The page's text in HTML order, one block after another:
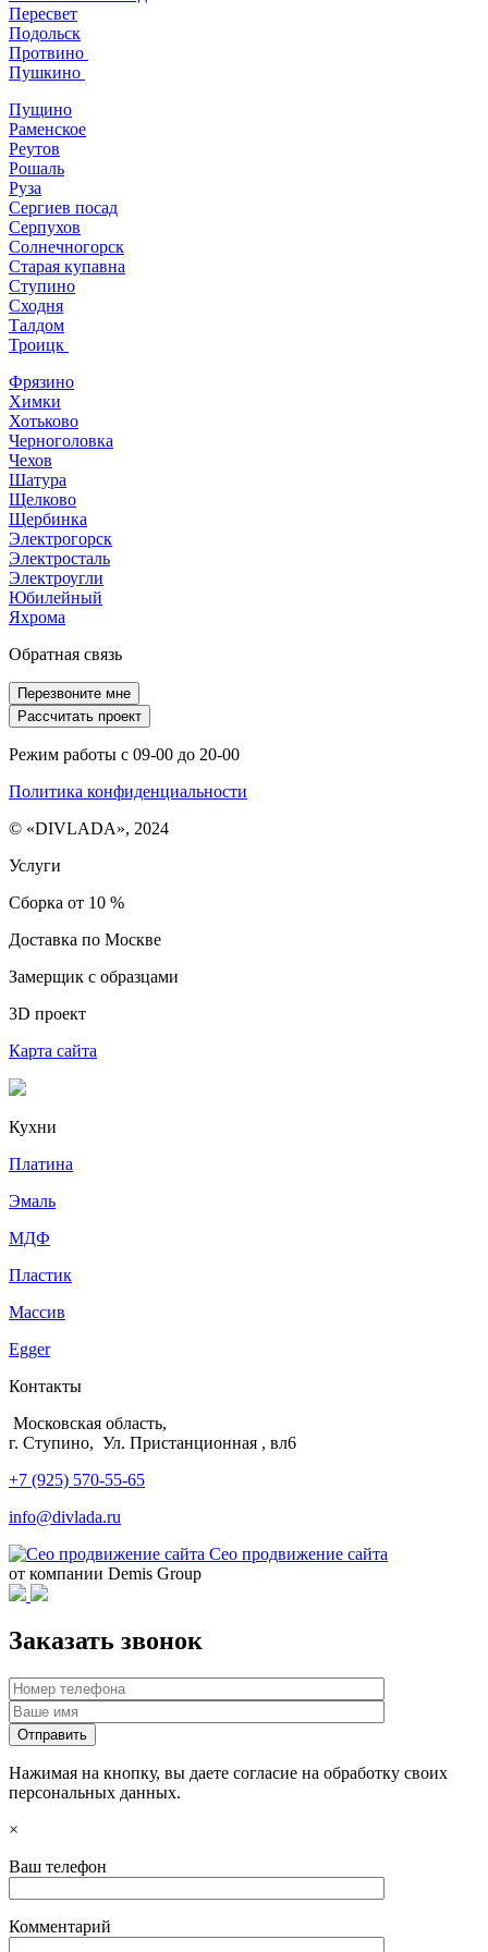
Пересвет
Подольск
Протвино
Пушкино
Пущино
Раменское
Реутов
Рошаль
Руза
Сергиев посад
Серпухов
Солнечногорск
Старая купавна
Ступино
Сходня
Талдом
Троицк
Фрязино
Химки
Хотьково
Черноголовка
Чехов
Шатура
Щелково
Щербинка
Электрогорск
Электросталь
Электроугли
Юбилейный
Яхрома
Обратная связь
Перезвоните мне
Рассчитать проект
Режим работы с 09-00 до 20-00
Политика конфиденциальности
© «DIVLADA», 2024
Услуги
Сборка от 10 %
Доставка по Москве
Замерщик с образцами
3D проект
Карта сайта
Кухни
Платина
Эмаль
МДФ
Пластик
Массив
Egger
Контакты
Московская область,
г. Ступино, Ул. Пристанционная , вл6
+7 (925) 570-55-65
info@divlada.ru
Сео продвижение сайта
от компании Demis Group
Заказать звонок
Нажимая на кнопку, вы даете согласие на обработку своих
персональных данных.
×
Ваш телефон
Комментарий